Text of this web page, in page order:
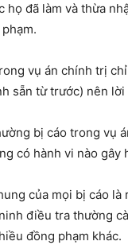
họ đã làm và thừa
vụ án chính trị
sẵn từ trước) nên
bị cáo trong vụ
có hành vi nào gây
của mọi bị cáo
điều tra thường
đồng phạm khác.